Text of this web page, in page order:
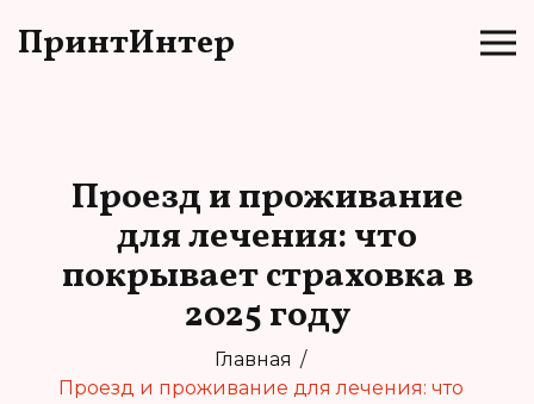
ПринтИнтер
Проезд и проживание
для лечения: что
покрывает страховка в
2025 году
Главная
Проезд и проживание для лечения: что